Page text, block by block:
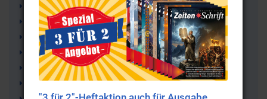
Kulturen
Altertum
Juden
Judaismus (Judentum)
Jesus Christus
Jerusalem